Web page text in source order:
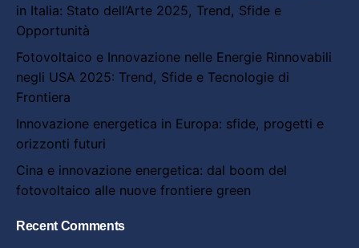
in Italia: Stato dell’Arte 2025, Trend, Sfide e
Opportunità
Fotovoltaico e Innovazione nelle Energie Rinnovabili
negli USA 2025: Trend, Sfide e Tecnologie di
Frontiera
Innovazione energetica in Europa: sfide, progetti e
orizzonti futuri
Cina e innovazione energetica: dal boom del
fotovoltaico alle nuove frontiere green
Recent Comments